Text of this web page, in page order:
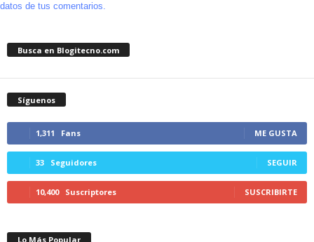
datos de tus comentarios.
Busca en Blogitecno.com
Síguenos
1,311 Fans ME GUSTA
33 Seguidores SEGUIR
10,400 Suscriptores SUSCRIBIRTE
Lo Más Popular